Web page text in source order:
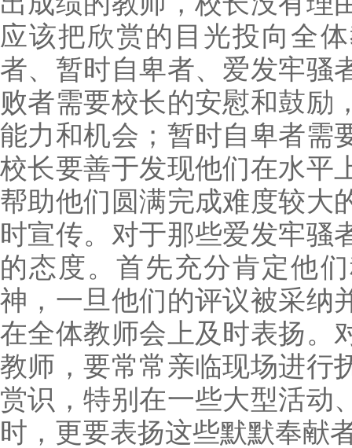
应该把欣赏的目光投向全
者、暂时自卑者、爱发牢骚
败者需要校长的安慰和鼓励
能力和机会；暂时自卑者需
校长要善于发现他们在水平
帮助他们圆满完成难度较大
时宣传。对于那些爱发牢骚
的态度。首先充分肯定他
神，一旦他们的评议被采纳
在全体教师会上及时表扬。
教师，要常常亲临现场进行
赏识，特别在一些大型活动
时，更要表扬这些默默奉献